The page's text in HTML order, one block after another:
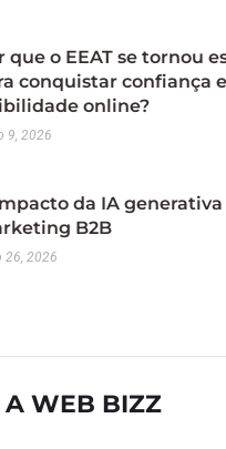
que o EEAT se tornou
conquistar confiança e
online?
9, 2026
da IA generativa
B2B
26, 2026
A WEB BIZZ